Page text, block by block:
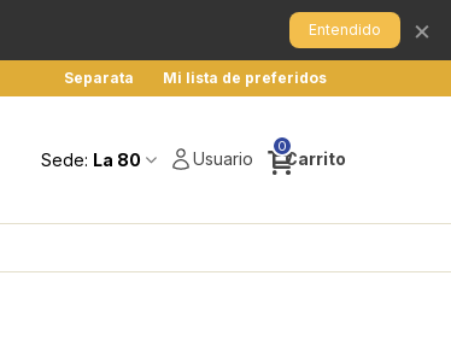
Entendido ×
Separata Mi lista de preferidos
Sede: La 80 Usuario
0
Carrito